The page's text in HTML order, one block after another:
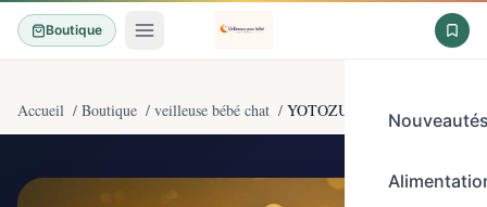
Boutique
Accueil / Boutique / veilleuse bébé chat / YOTOZU Veilleuse Chat